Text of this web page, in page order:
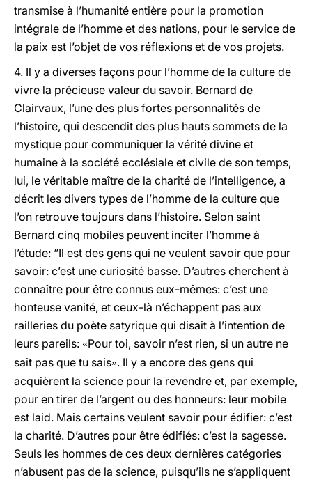
transmise à l’humanité entière pour la promotion
intégrale de l’homme et des nations, pour le service de
la paix est l’objet de vos réflexions et de vos projets.
4. Il y a diverses façons pour l’homme de la culture de
vivre la précieuse valeur du savoir. Bernard de
Clairvaux, l’une des plus fortes personnalités de
l’histoire, qui descendit des plus hauts sommets de la
mystique pour communiquer la vérité divine et
humaine à la société ecclésiale et civile de son temps,
lui, le véritable maître de la charité de l’intelligence, a
décrit les divers types de l’homme de la culture que
l’on retrouve toujours dans l’histoire. Selon saint
Bernard cinq mobiles peuvent inciter l’homme à
l’étude: “Il est des gens qui ne veulent savoir que pour
savoir: c’est une curiosité basse. D’autres cherchent à
connaître pour être connus eux-mêmes: c’est une
honteuse vanité, et ceux-là n’échappent pas aux
railleries du poète satyrique qui disait à l’intention de
leurs pareils: «Pour toi, savoir n’est rien, si un autre ne
sait pas que tu sais». Il y a encore des gens qui
acquièrent la science pour la revendre et, par exemple,
pour en tirer de l’argent ou des honneurs: leur mobile
est laid. Mais certains veulent savoir pour édifier: c’est
la charité. D’autres pour être édifiés: c’est la sagesse.
Seuls les hommes de ces deux dernières catégories
n’abusent pas de la science, puisqu’ils ne s’appliquent